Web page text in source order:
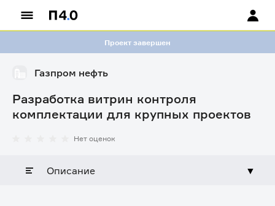
Проект завершен
Газпром нефть
Разработка витрин контроля
комплектации для крупных проектов
Нет оценок
Описание ▼